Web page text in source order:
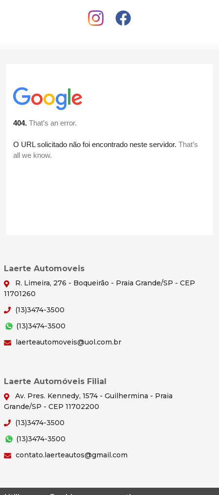
Laerte Automoveis
R. Limeira, 276 - Boqueirão - Praia Grande/SP - CEP
11701260
(13)3474-3500
(13)3474-3500
laerteautomoveis@uol.com.br
Laerte Automóveis Filial
Av. Pres. Kennedy, 1574 - Guilhermina - Praia
Grande/SP - CEP 11702200
(13)3474-3500
(13)3474-3500
contato.laerteautos@gmail.com